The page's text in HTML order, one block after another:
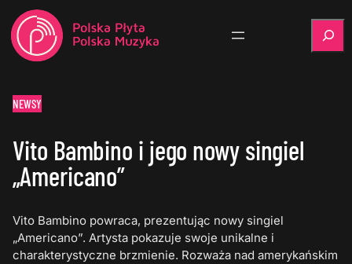
NEWSY
Vito Bambino i jego nowy singiel
„Americano”
Vito Bambino powraca, prezentując nowy singiel
„Americano”. Artysta pokazuje swoje unikalne i
charakterystyczne brzmienie. Rozważa nad amerykańskim